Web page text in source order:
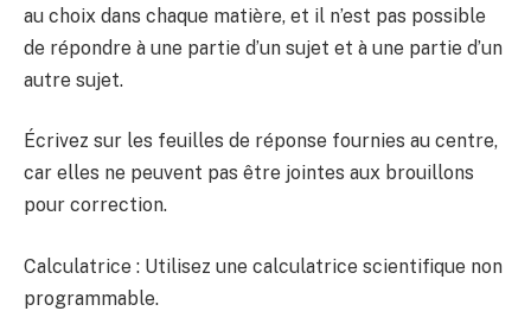
au choix dans chaque matière, et il n’est pas possible
de répondre à une partie d’un sujet et à une partie d’un
autre sujet.
Écrivez sur les feuilles de réponse fournies au centre,
car elles ne peuvent pas être jointes aux brouillons
pour correction.
Calculatrice : Utilisez une calculatrice scientifique non
programmable.